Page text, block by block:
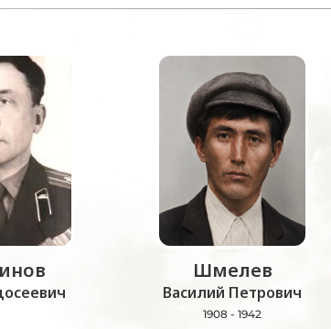
Шмелев
Василий Петрович
1908 - 1942